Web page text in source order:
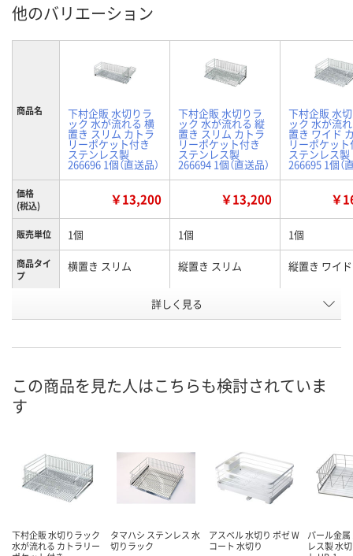
他のバリエーション
商品名 下村企販 水切りラ
ック 水が流れる 横
置き スリム カトラ
リーポケット付き
ステンレス製
266696 1個（直送品）
下村企販 水切りラ
ック 水が流れる 縦
置き スリム カトラ
リーポケット付き
ステンレス製
266694 1個（直送品）
下村企販 水
ック 水が流
置き ワイド
リーポケット
ステンレス製
266695 1個（
価格
(税込)
￥13,200 ￥13,200 ￥
販売単位 1個 1個 1個
商品タイ
プ
横置き スリム 縦置き スリム 縦置き ワイド
HK58430 HK58434
8月14日（金）
カゴへ カゴへ
詳しく見る
この商品を見た人はこちらも検討されていま
す
下村企販 水切りラック
水が流れる カトラリー
タマハシ ステンレス 水
切りラック
アスベル 水切り ポゼ W
コート 水切り
パール金
レス製 水